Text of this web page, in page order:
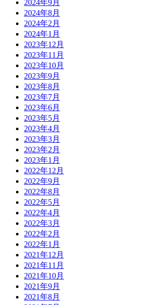
2024年9月
2024年8月
2024年2月
2024年1月
2023年12月
2023年11月
2023年10月
2023年9月
2023年8月
2023年7月
2023年6月
2023年5月
2023年4月
2023年3月
2023年2月
2023年1月
2022年12月
2022年9月
2022年8月
2022年5月
2022年4月
2022年3月
2022年2月
2022年1月
2021年12月
2021年11月
2021年10月
2021年9月
2021年8月